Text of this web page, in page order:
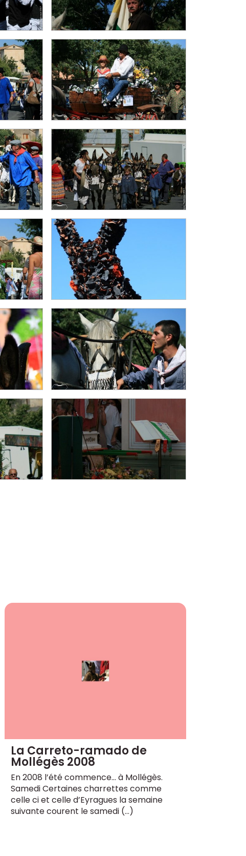
La Carreto-ramado de
Mollégès 2008
En 2008 l’été commence... à Mollégès.
Samedi Certaines charrettes comme
celle ci et celle d’Eyragues la semaine
suivante courent le samedi (…)